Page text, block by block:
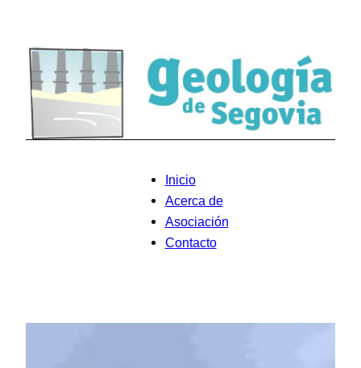
contenido
Inicio
Acerca de
Asociación
Contacto